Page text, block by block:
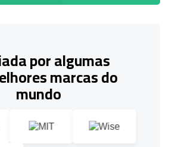
por algumas
marcas do
mundo